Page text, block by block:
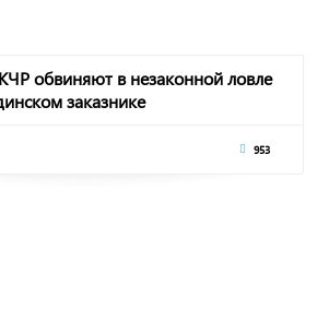
обвиняют в незаконной ловле
заказнике
953